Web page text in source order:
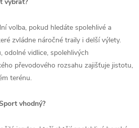
volba, pokud hledáte spolehlivé a
zvládne náročné traily i delší výlety.
odolné vidlice, spolehlivých
převodového rozsahu zajišťuje jistotu,
terénu.
vhodný?